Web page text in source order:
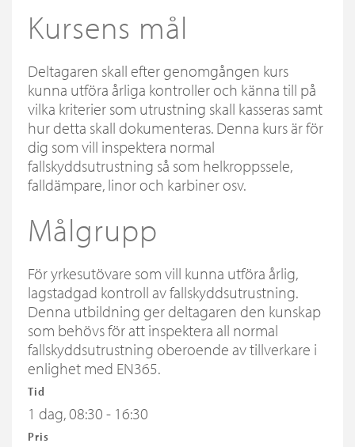
Kursens mål
Deltagaren skall efter genomgången kurs
kunna utföra årliga kontroller och känna till på
vilka kriterier som utrustning skall kasseras samt
hur detta skall dokumenteras. Denna kurs är för
dig som vill inspektera normal
fallskyddsutrustning så som helkroppssele,
falldämpare, linor och karbiner osv.
Målgrupp
För yrkesutövare som vill kunna utföra årlig,
lagstadgad kontroll av fallskyddsutrustning.
Denna utbildning ger deltagaren den kunskap
som behövs för att inspektera all normal
fallskyddsutrustning oberoende av tillverkare i
enlighet med EN365.
Tid
1 dag, 08:30 - 16:30
Pris